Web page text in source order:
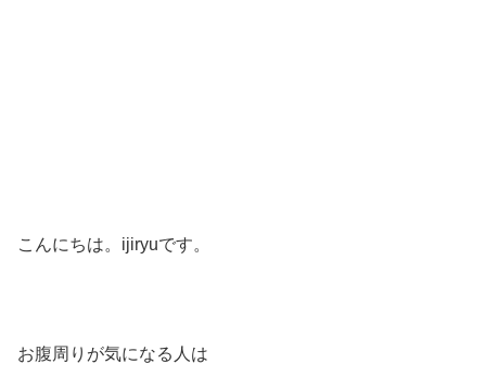
こんにちは。ijiryuです。
お腹周りが気になる人は